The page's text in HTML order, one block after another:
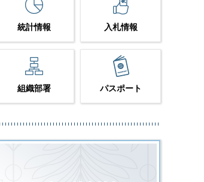
統計情報 入札情報
組織部署 パスポート